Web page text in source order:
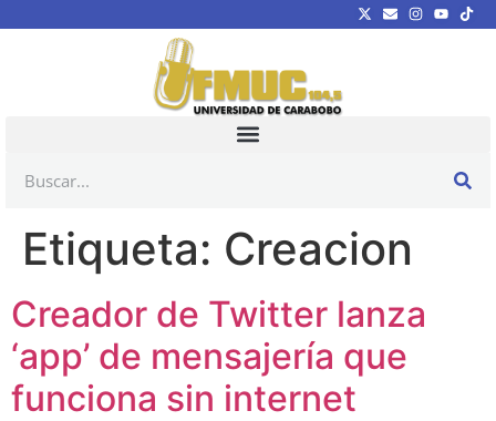
Etiqueta: Creacion
Creador de Twitter lanza
‘app’ de mensajería que
funciona sin internet